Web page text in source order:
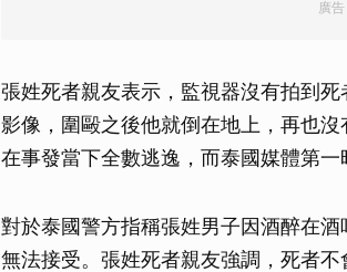
廣
張姓死者親友表示，監視器沒有拍到
影像，圍毆之後他就倒在地上，再也
在事發當下全數逃逸，而泰國媒體第一
對於泰國警方指稱張姓男子因酒醉在
無法接受。張姓死者親友強調，死者